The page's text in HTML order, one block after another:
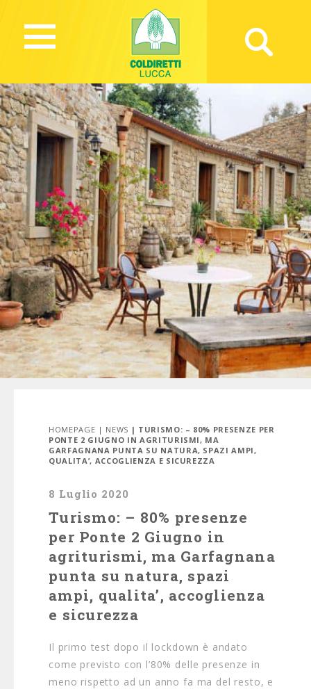
1397 Views
HOMEPAGE | NEWS | TURISMO: – 80% PRESENZE PER
PONTE 2 GIUGNO IN AGRITURISMI, MA
GARFAGNANA PUNTA SU NATURA, SPAZI AMPI,
QUALITA’, ACCOGLIENZA E SICUREZZA
8 Luglio 2020
Turismo: – 80% presenze
per Ponte 2 Giugno in
agriturismi, ma Garfagnana
punta su natura, spazi
ampi, qualita’, accoglienza
e sicurezza
Il primo test dopo il lockdown è andato
come previsto con l’80% delle presenze in
meno rispetto ad un anno fa ma del resto, e